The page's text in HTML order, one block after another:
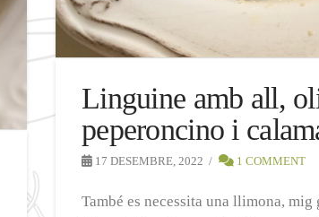
Linguine amb all,
peperoncino i
17 DESEMBRE, 2022 1 COMMENT
També es necessita una llimona, mig